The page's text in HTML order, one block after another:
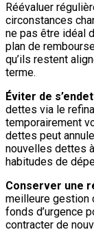
Réévaluer
circonstances
ne pas être idéal
plan de
qu’ils restent
terme.
Éviter de
dettes via le
temporairement
dettes peut
nouvelles dettes
habitudes de
Conserver une
meilleure gestion
fonds d’urgence
contracter de